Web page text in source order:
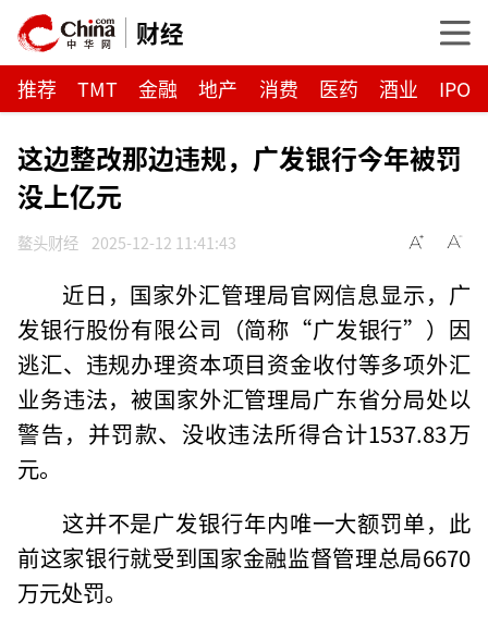
财经
推荐 TMT 金融 地产 消费 医药 酒业 IPO
这边整改那边违规，广发银行今年被罚
没上亿元
鳌头财经 2025-12-12 11:41:43
近日，国家外汇管理局官网信息显示，广
发银行股份有限公司（简称“广发银行”）因
逃汇、违规办理资本项目资金收付等多项外汇
业务违法，被国家外汇管理局广东省分局处以
警告，并罚款、没收违法所得合计1537.83万
元。
这并不是广发银行年内唯一大额罚单，此
前这家银行就受到国家金融监督管理总局6670
万元处罚。